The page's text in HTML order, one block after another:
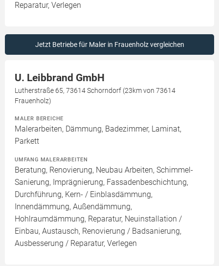
Reparatur, Verlegen
Jetzt Betriebe für Maler in Frauenholz vergleichen
U. Leibbrand GmbH
Lutherstraße 65, 73614 Schorndorf (23km von 73614
Frauenholz)
MALER BEREICHE
Malerarbeiten, Dämmung, Badezimmer, Laminat,
Parkett
UMFANG MALERARBEITEN
Beratung, Renovierung, Neubau Arbeiten, Schimmel-
Sanierung, Imprägnierung, Fassadenbeschichtung,
Durchführung, Kern- / Einblasdämmung,
Innendämmung, Außendämmung,
Hohlraumdämmung, Reparatur, Neuinstallation /
Einbau, Austausch, Renovierung / Badsanierung,
Ausbesserung / Reparatur, Verlegen